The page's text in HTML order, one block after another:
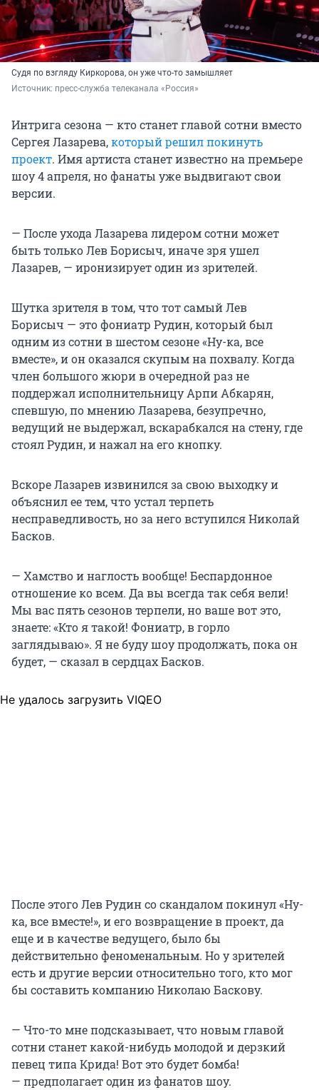
Судя по взгляду Киркорова, он уже что-то замышляет
Источник: пресс-служба телеканала «Россия»
Интрига сезона — кто станет главой сотни вместо
Сергея Лазарева,который решил покинуть
проект. Имя артиста станет известно на премьере
шоу 4 апреля, но фанаты уже выдвигают свои
версии.
— После ухода Лазарева лидером сотни может
быть только Лев Борисыч, иначе зря ушел
Лазарев, — иронизирует один из зрителей.
Шутка зрителя в том, что тот самый Лев
Борисыч — это фониатр Рудин, который был
одним из сотни в шестом сезоне «Ну-ка, все
вместе», и он оказался скупым на похвалу. Когда
член большого жюри в очередной раз не
поддержал исполнительницу Арпи Абкарян,
спевшую, по мнению Лазарева, безупречно,
ведущий не выдержал, вскарабкался на стену, где
стоял Рудин, и нажал на его кнопку.
Вскоре Лазарев извинился за свою выходку и
объяснил ее тем, что устал терпеть
несправедливость, но за него вступился Николай
Басков.
— Хамство и наглость вообще! Беспардонное
отношение ко всем. Да вы всегда так себя вели!
Мы вас пять сезонов терпели, но ваше вот это,
знаете: «Кто я такой! Фониатр, в горло
заглядываю». Я не буду шоу продолжать, пока он
будет, — сказал в сердцах Басков.
Не удалось загрузить VIQEO
После этого Лев Рудин со скандалом покинул «Ну-
ка, все вместе!», и его возвращение в проект, да
еще и в качестве ведущего, было бы
действительно феноменальным. Но у зрителей
есть и другие версии относительно того, кто мог
бы составить компанию Николаю Баскову.
— Что-то мне подсказывает, что новым главой
сотни станет какой-нибудь молодой и дерзкий
певец типа Крида! Вот это будет бомба!
— предполагает один из фанатов шоу.